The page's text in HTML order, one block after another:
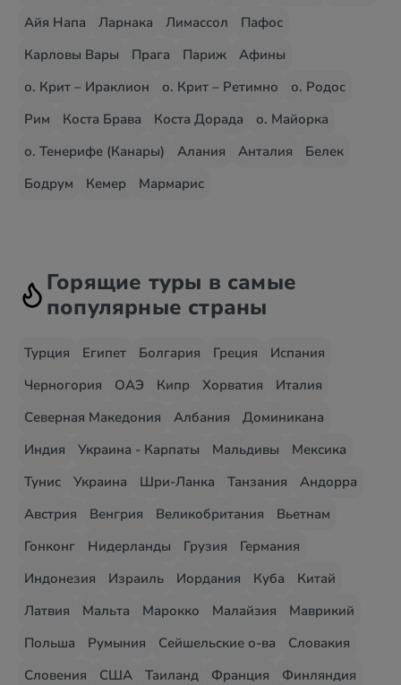
Айя Напа
Ларнака Лимассол
Пафос
Карловы Вары
Прага Париж
Афины
о. Крит – Ираклион
о. Крит – Ретимно
о. Родос
Рим
Коста Брава Коста Дорада
о. Майорка
о. Тенерифе (Канары)
Алания Анталия
Белек
Бодрум
Кемер Мармарис
Горящие туры в самые
популярные страны
Турция Египет Болгария Греция
Испания
Черногория
ОАЭ Кипр Хорватия
Италия
Северная Македония
Албания
Доминикана
Индия
Украина - Карпаты Мальдивы
Мексика
Тунис
Украина Шри-Ланка Танзания
Андорра
Австрия
Венгрия Великобритания
Вьетнам
Гонконг
Нидерланды Грузия
Германия
Индонезия
Израиль Иордания Куба
Китай
Латвия
Мальта Марокко Малайзия
Маврикий
Польша
Румыния Сейшельские о-ва
Словакия
Словения
США Таиланд Франция
Финляндия